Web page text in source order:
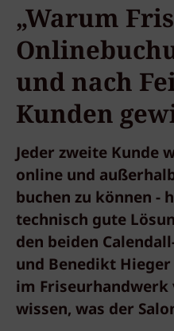
„Warum
und nach
Kunden
Jeder zweite Kunde
online und
buchen zu können -
technisch gute
den beiden
und Benedikt
im
wissen, was der